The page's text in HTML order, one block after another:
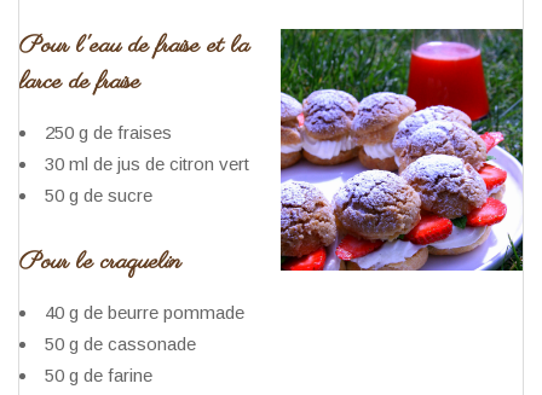
Pour l'eau de fraise et la
farce de fraise
250 g de fraises
30 ml de jus de citron vert
50 g de sucre
Pour le craquelin
40 g de beurre pommade
50 g de cassonade
50 g de farine